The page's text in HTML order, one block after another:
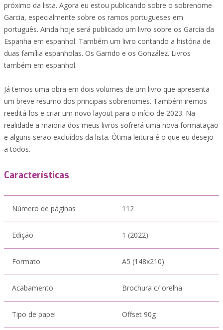
próximo da lista. Agora eu estou publicando sobre o sobrenome
Garcia, especialmente sobre os ramos portugueses em
português. Ainda hoje será publicado um livro sobre os García da
Espanha em espanhol. Também um livro contando a história de
duas família espanholas. Os Garrido e os González. Livros
também em espanhol.
Já temos uma obra em dois volumes de um livro que apresenta
um breve resumo dos principais sobrenomes. Também iremos
reeditá-los e criar um novo layout para o início de 2023. Na
realidade a maioria dos meus livros sofrerá uma nova formatação
e alguns serão excluídos da lista. Ótima leitura é o que eu desejo
a todos.
Características
Número de páginas 112
Edição 1 (2022)
Formato A5 (148x210)
Acabamento Brochura c/ orelha
Tipo de papel Offset 90g